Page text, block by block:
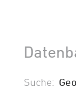
Suche: